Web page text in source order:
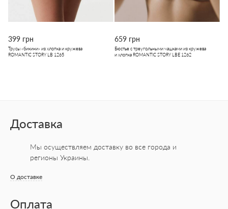
399 грн
Трусы «бикини» из хлопка и кружева
ROMANTIC STORY LB 1265
659 грн
Бюстье с треугольными чашками из кружева
и хлопка ROMANTIC STORY LBE 1262
Доставка
Мы осуществляем доставку во все города и
регионы Украины.
О доставке
Оплата